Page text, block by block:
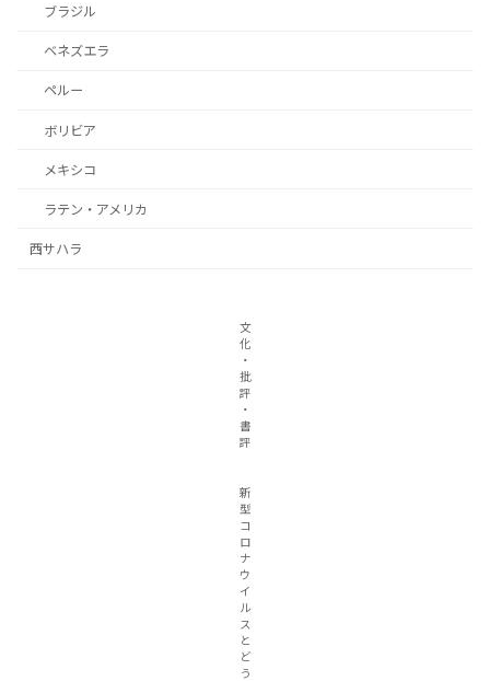
ブラジル
ベネズエラ
ペルー
ボリビア
メキシコ
ラテン・アメリカ
西サハラ
文
化
・
批
評
・
書
評
新
型
コ
ロ
ナ
ウ
イ
ル
ス
と
ど
う